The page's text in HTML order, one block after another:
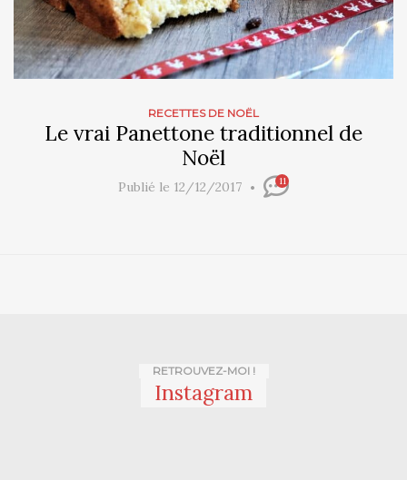
RECETTES DE NOËL
Le vrai Panettone traditionnel de
Noël
Publié le 12/12/2017 11
RETROUVEZ-MOI !
Instagram